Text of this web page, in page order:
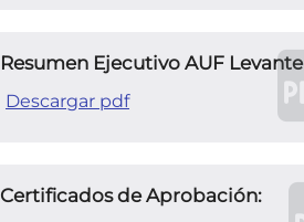
Resumen Ejecutivo AUF Levante
Descargar pdf
Certificados de Aprobación: